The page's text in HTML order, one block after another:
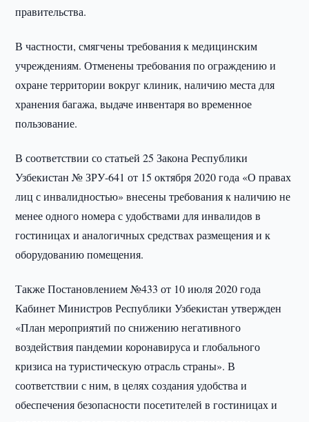
правительства.
В частности, смягчены требования к медицинским
учреждениям. Отменены требования по ограждению и
охране территории вокруг клиник, наличию места для
хранения багажа, выдаче инвентаря во временное
пользование.
В соответствии со статьей 25 Закона Республики
Узбекистан № ЗРУ-641 от 15 октября 2020 года «О правах
лиц с инвалидностью» внесены требования к наличию не
менее одного номера с удобствами для инвалидов в
гостиницах и аналогичных средствах размещения и к
оборудованию помещения.
Также Постановлением №433 от 10 июля 2020 года
Кабинет Министров Республики Узбекистан утвержден
«План мероприятий по снижению негативного
воздействия пандемии коронавируса и глобального
кризиса на туристическую отрасль страны». В
соответствии с ним, в целях создания удобства и
обеспечения безопасности посетителей в гостиницах и